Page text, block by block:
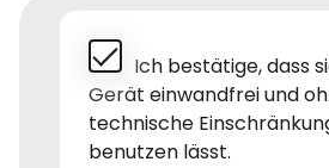
Ich bestätige, dass
Gerät einwandfrei und
technische
benutzen lässt.